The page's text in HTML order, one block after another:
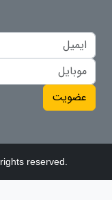
عضویت
reserved.